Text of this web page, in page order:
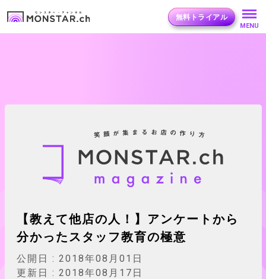
無料トライアル
MENU
【教えて他店の人！】アンケートから
分かったスタッフ教育の極意
公開日 : 2018年08月01日
更新日 : 2018年08月17日